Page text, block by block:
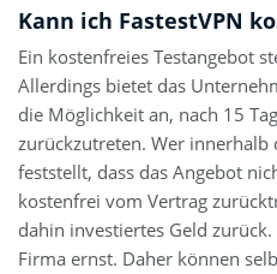
Kann ich FastestVPN
Ein kostenfreies Testangebot
Allerdings bietet das
die Möglichkeit an, nach 15
zurückzutreten. Wer innerhalb
feststellt, dass das Angebot
kostenfrei vom Vertrag
dahin investiertes Geld
Firma ernst. Daher können